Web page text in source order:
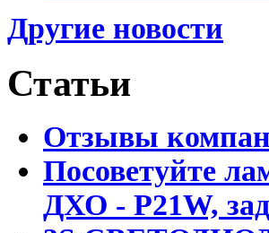
Другие новости
Статьи
Отзывы
Посоветуйте
ДХО - P21W,